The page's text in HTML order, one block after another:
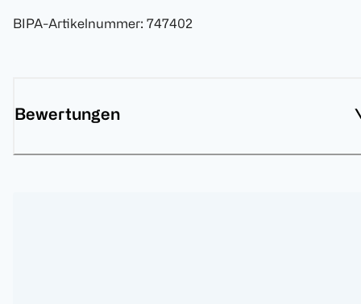
BIPA-Artikelnummer: 747402
Bewertungen